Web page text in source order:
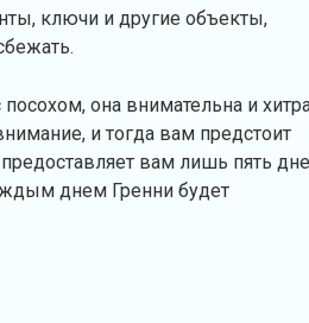
ключи и другие объекты,
она внимательна и
и тогда вам предстоит
вам лишь пять
днем Гренни будет